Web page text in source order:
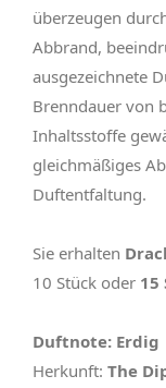
überzeugen
Abbrand,
ausgezeichnete
Brenndauer von
Inhaltsstoffe
gleichmäßiges
Duftentfaltung.
Sie erhalten
10 Stück oder 15
Duftnote: Erdig
Herkunft: The